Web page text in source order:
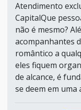
Atendimento
CapitalQue
não é mesmo?
acompanhantes
romântico a
eles fiquem
de alcance, é
se deem em uma